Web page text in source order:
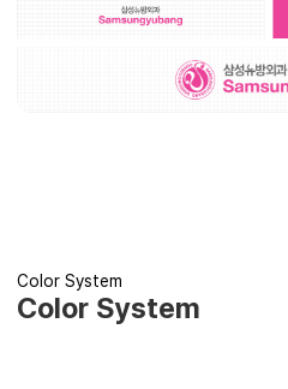
Color System
Color System